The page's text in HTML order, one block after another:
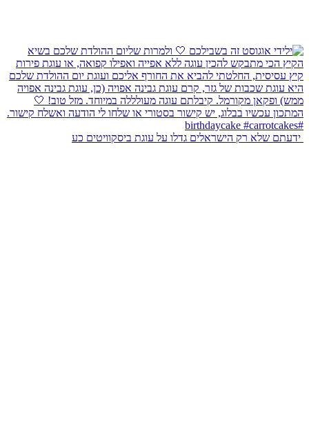
⁨ ידעתם שלא רק הישראלים גדלו על עוגת ביסקוויטים כע